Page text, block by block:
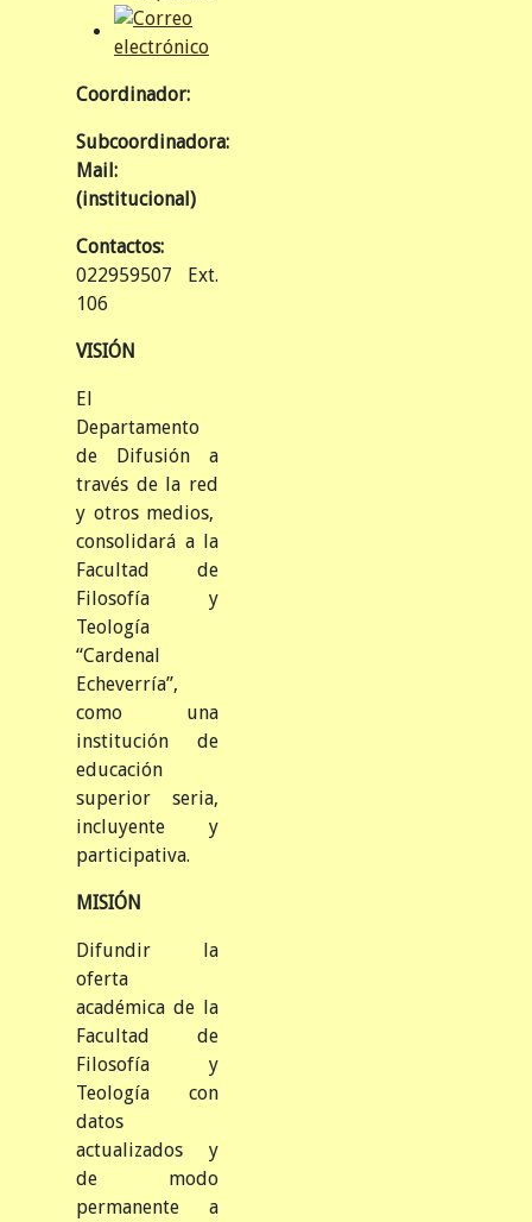
Coordinador:
Subcoordinadora:
Mail:
(institucional)
Contactos:
022959507 Ext.
106
VISIÓN
El
Departamento
de Difusión a
través de la red
y otros medios,
consolidará a la
Facultad de
Filosofía y
Teología
“Cardenal
Echeverría”,
como una
institución de
educación
superior seria,
incluyente y
participativa.
MISIÓN
Difundir la
oferta
académica de la
Facultad de
Filosofía y
Teología con
datos
actualizados y
de modo
permanente a